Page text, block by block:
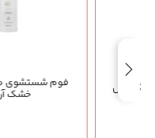
فوم شستشوی صورت پوست